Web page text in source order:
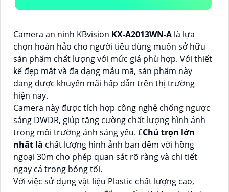
Camera an ninh KBvision KX-A2013WN-A là lựa
chọn hoàn hảo cho người tiêu dùng muốn sở hữu
sản phẩm chất lượng với mức giá phù hợp. Với thiết
kế đẹp mắt và đa dạng mẫu mã, sản phẩm này
đang được khuyến mãi hấp dẫn trên thị trường
hiện nay.
Camera này được tích hợp công nghệ chống ngược
sáng DWDR, giúp tăng cường chất lượng hình ảnh
trong môi trường ánh sáng yếu. ₤Chú trọn lớn
nhất là chất lượng hình ảnh ban đêm với hồng
ngoại 30m cho phép quan sát rõ ràng và chi tiết
ngay cả trong bóng tối.
Với việc sử dụng vật liệu Plastic chất lượng cao,